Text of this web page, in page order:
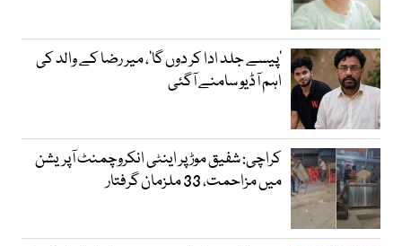
’پیسے جلد ادا کر دوں گا‘، میر رضا کے والد کی
اہم آڈیو سامنے آگئی
کراچی: شفیق موڑ پر اینٹی انکروچمنٹ آپریشن
میں مزاحمت، 33 ملزمان گرفتار